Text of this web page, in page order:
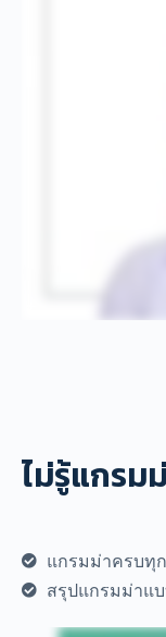
ไม่รู้แกรม
แกรมม่าครบทุก
สรุปแกรมม่าแบ